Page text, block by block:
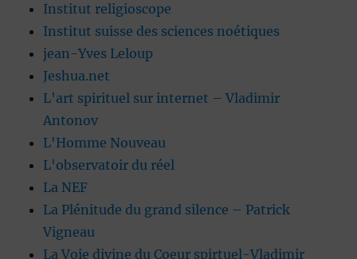
Institut religioscope
Institut suisse des sciences noétiques
jean-Yves Leloup
Jeshua.net
L'art spirituel sur internet – Vladimir
Antonov
L'Homme Nouveau
L'observatoir du réel
La NEF
La Plénitude du grand silence – Patrick
Vigneau
La Voie divine du Coeur spirtuel-Vladimir